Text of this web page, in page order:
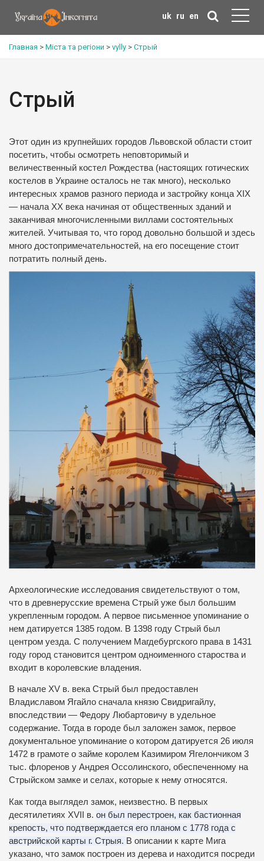
uk ru en
Главная > Міста та регіони > vylly > Стрый
Стрый
Этот один из крупнейших городов Львовской области стоит
посетить, чтобы осмотреть неповторимый и
величественный костел Рождества (настоящих готических
костелов в Украине осталось не так много), несколько
интересных храмов разного периода и застройку конца ХIХ
— начала ХХ века начиная от общественных зданий и
заканчивая многочисленными виллами состоятельных
жителей. Учитывая то, что город довольно большой и здесь
много достопримечательностей, на его посещение стоит
потратить полный день.
Археологические исследования свидетельствуют о том,
что в древнерусские времена Стрый уже был большим
укрепленным городом. А первое письменное упоминание о
нем датируется 1385 годом. В 1398 году Стрый был
центром уезда. С получением Магдебургского права в 1431
году город становится центром одноименного староства и
входит в королевские владения.
В начале XV в. века Стрый был предоставлен
Владиславом Ягайло сначала князю Свидригайлу,
впоследствии — Федору Любартовичу в удельное
содержание. Тогда в городе был заложен замок, первое
документальное упоминание о котором датируется 26 июля
1472 в грамоте о займе королем Казимиром Ягелончиком 3
тыс. флоренов у Андрея Оссолинского, обеспеченному на
Стрыйском замке и селах, которые к нему относятся.
Как тогда выглядел замок, неизвестно. В первых
десятилетиях XVII в. он был перестроен, как бастионная
крепость, что подтверждается его планом с 1778 года с
австрийской карты г. Стрыя. В описании к карте Мига
указано, что замок построен из дерева и находится посреди